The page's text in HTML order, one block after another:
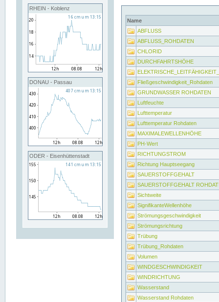
RHEIN - Koblenz
DONAU - Passau
ODER - Eisenhüttenstadt
Name
ABFLUSS
ABFLUSS_ROHDATEN
CHLORID
DURCHFAHRTSHÖHE
Fließgeschwindigkeit_Rohdaten
GRUNDWASSER ROHDATEN
Luftfeuchte
Lufttemperatur
Lufttemperatur Rohdaten
MAXIMALEWELLENHÖHE
PH-Wert
RICHTUNGSTROM
Richtung Hauptseegang
SAUERSTOFFGEHALT
SAUERSTOFFGEHALT
Sichtweite
SignifikanteWellenhöhe
Strömungsgeschwindigkeit
Strömungsrichtung
Trübung
Trübung_Rohdaten
Volumen
WINDGESCHWINDIGKEIT
WINDRICHTUNG
Wasserstand
Wasserstand Rohdaten